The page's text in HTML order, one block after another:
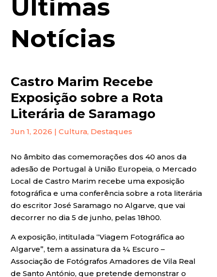
Últimas
Notícias
Castro Marim Recebe
Exposição sobre a Rota
Literária de Saramago
Jun 1, 2026 |Cultura, Destaques
No âmbito das comemorações dos 40 anos da
adesão de Portugal à União Europeia, o Mercado
Local de Castro Marim recebe uma exposição
fotográfica e uma conferência sobre a rota literária
do escritor José Saramago no Algarve, que vai
decorrer no dia 5 de junho, pelas 18h00.
A exposição, intitulada “Viagem Fotográfica ao
Algarve”, tem a assinatura da ¼ Escuro –
Associação de Fotógrafos Amadores de Vila Real
de Santo António, que pretende demonstrar o